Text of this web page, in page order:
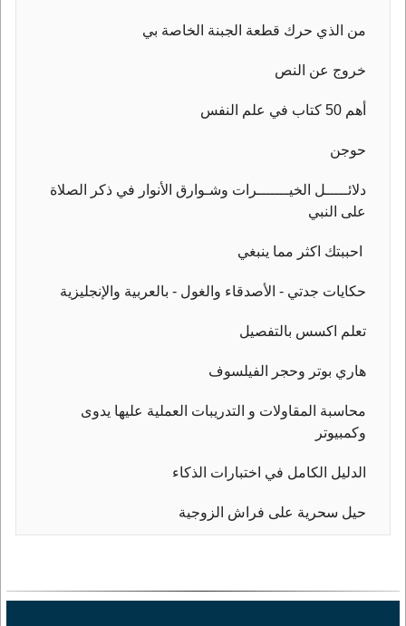
من الذي حرك قطعة الجبنة الخاصة بي
خروج عن النص
أهم 50 كتاب في علم النفس
حوجن
دلائـــــل الخيـــــــرات وشـوارق الأنوار في ذكر الصلاة
على النبي
احببتك اكثر مما ينبغي
حكايات جدتي - الأصدقاء والغول - بالعربية والإنجليزية
تعلم اكسس بالتفصيل
هاري بوتر وحجر الفيلسوف
محاسبة المقاولات و التدريبات العملية عليها يدوى
وكمبيوتر
الدليل الكامل في اختبارات الذكاء
حيل سحرية على فراش الزوجية